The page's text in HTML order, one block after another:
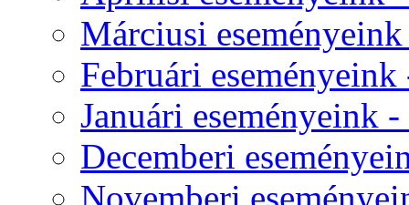
Márciusi
Februári
Januári eseményeink
Decemberi
Novemberi